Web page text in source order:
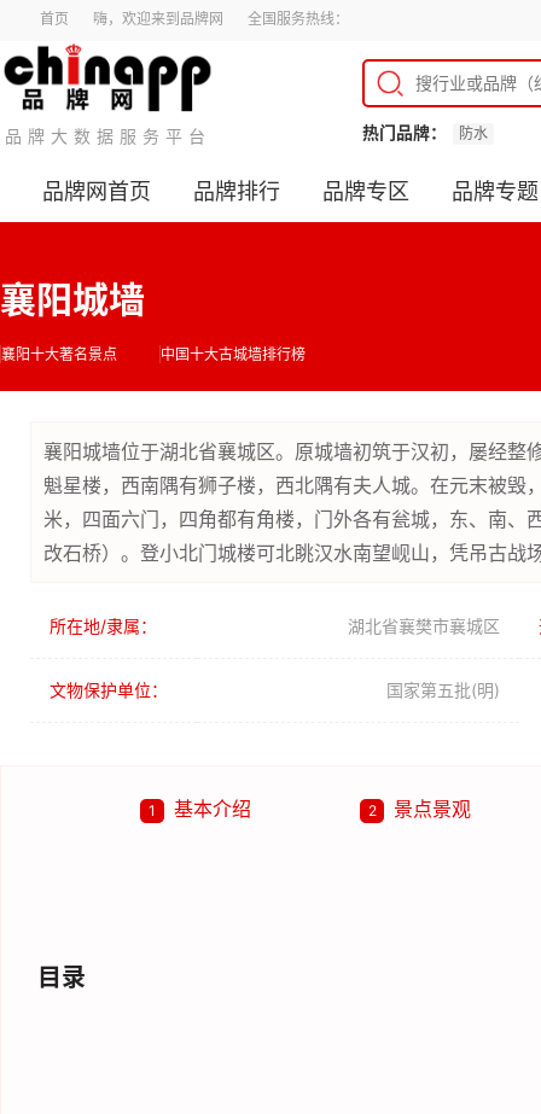
首页 嗨，欢迎来到品牌网 全国服务热线：
品牌大数据服务平台 热门品牌： 防水
品牌网首页 品牌排行 品牌专区 品牌专题
襄阳城墙
襄阳十大著名景点 中国十大古城墙排行榜
襄阳城墙位于湖北省襄城区。原城墙初筑于汉初，屡经
魁星楼，西南隅有狮子楼，西北隅有夫人城。在元末被
米，四面六门，四角都有角楼，门外各有瓮城，东、南
改石桥）。登小北门城楼可北眺汉水南望岘山，凭吊古战
所在地/隶属： 湖北省襄樊市襄城区
文物保护单位： 国家第五批(明)
目录
1 基本介绍 2 景点景观